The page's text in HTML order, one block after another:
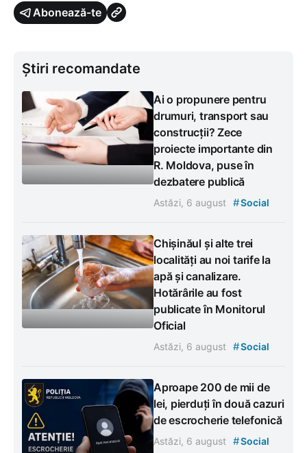
Abonează-te
Știri recomandate
Ai o propunere pentru
drumuri, transport sau
construcții? Zece
proiecte importante din
R. Moldova, puse în
dezbatere publică
Astăzi, 6 august #Social
Chișinăul și alte trei
localități au noi tarife la
apă și canalizare.
Hotărârile au fost
publicate în Monitorul
Oficial
Astăzi, 6 august #Social
Aproape 200 de mii de
lei, pierduți în două cazuri
de escrocherie telefonică
Astăzi, 6 august #Social